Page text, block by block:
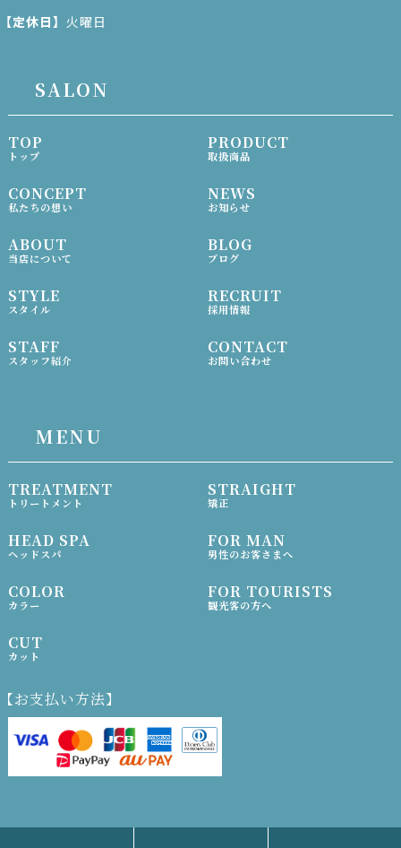
定休日】 火曜日
SALON
TOP
トップ
CONCEPT
私たちの想い
ABOUT
当店について
STYLE
スタイル
STAFF
スタッフ紹介
PRODUCT
取扱商品
NEWS
お知らせ
BLOG
ブログ
RECRUIT
採用情報
CONTACT
お問い合わせ
お支払い方法】
MENU
TREATMENT
トリートメント
HEAD SPA
ヘッドスパ
COLOR
カラー
CUT
カット
STRAIGHT
矯正
FOR MAN
男性のお客さまへ
FOR TOURISTS
観光客の方へ
© ANFINI